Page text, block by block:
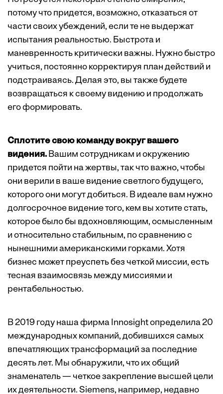
потому что придется, возможно, отказаться от
части своих убеждений, если те не выдержат
испытания реальностью. Быстрота и
маневренность критически важны. Нужно быстро
учиться, постоянно корректируя план действий и
подстраиваясь. Делая это, вы также будете
возвращаться к своему видению и продолжать
его формировать.
Сплотите свою команду вокруг вашего
видения.Вашим сотрудникам и окружению
придется пойти на жертвы, так что важно, чтобы
они верили в ваше видение светлого будущего,
которого они могут добиться. В идеале вам нужно
долгосрочное видение того, кем вы хотите стать,
которое было бы вдохновляющим, осмысленным
и относительно стабильным, по сравнению с
нынешними американскими горками. Хотя
бизнес может преуспеть без четкой миссии, есть
тесная взаимосвязь между миссиями и
рентабельностью.
В 2019 году наша фирма Innosightопределила20
международных компаний, добившихся самых
впечатляющих трансформаций за последние
десять лет. Мы обнаружили, что их общий
знаменатель — четкое закрепление высшей цели
их деятельности. Siemens, например, недавно